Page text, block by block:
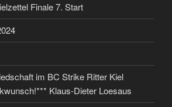
Finale 7. Start
im BC Strike Ritter Kiel
Klaus-Dieter Loesaus